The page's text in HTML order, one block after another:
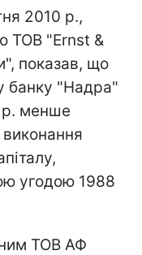
2010 р.,
ТОВ "Ernst &
показав, що
банку "Надра"
р. менше
виконання
угодою 1988
ТОВ АФ